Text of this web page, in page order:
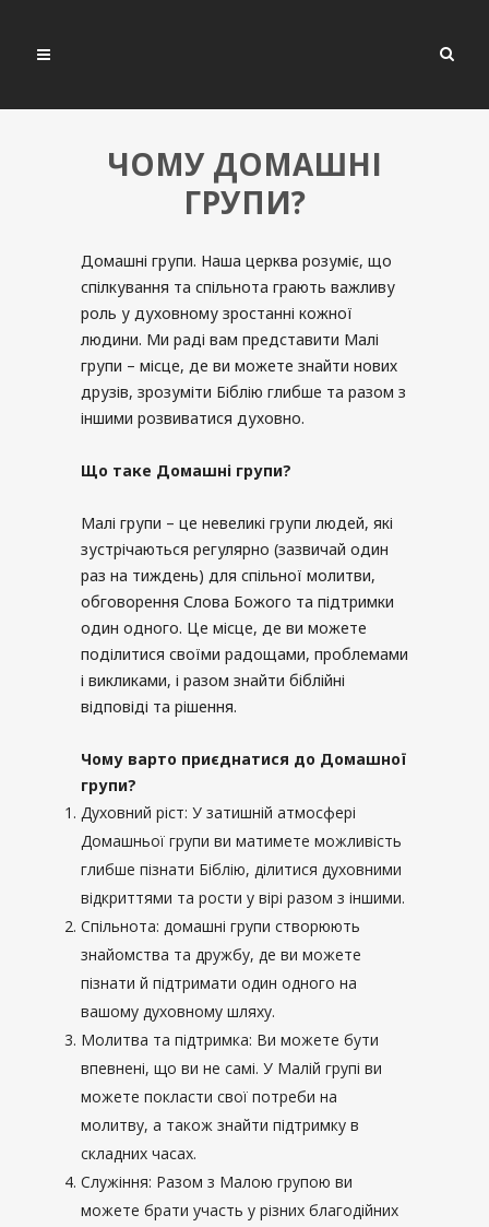
ЧОМУ ДОМАШНІ
ГРУПИ?
Домашні групи. Наша церква розуміє, що
спілкування та спільнота грають важливу
роль у духовному зростанні кожної
людини. Ми раді вам представити Малі
групи – місце, де ви можете знайти нових
друзів, зрозуміти Біблію глибше та разом з
іншими розвиватися духовно.
Що таке Домашні групи?
Малі групи – це невеликі групи людей, які
зустрічаються регулярно (зазвичай один
раз на тиждень) для спільної молитви,
обговорення Слова Божого та підтримки
один одного. Це місце, де ви можете
поділитися своїми радощами, проблемами
і викликами, і разом знайти біблійні
відповіді та рішення.
Чому варто приєднатися до Домашної
групи?
Духовний ріст: У затишній атмосфері
Домашньої групи ви матимете можливість
глибше пізнати Біблію, ділитися духовними
відкриттями та рости у вірі разом з іншими.
Спільнота: домашні групи створюють
знайомства та дружбу, де ви можете
пізнати й підтримати один одного на
вашому духовному шляху.
Молитва та підтримка: Ви можете бути
впевнені, що ви не самі. У Малій групі ви
можете покласти свої потреби на
молитву, а також знайти підтримку в
складних часах.
Служіння: Разом з Малою групою ви
можете брати участь у різних благодійних